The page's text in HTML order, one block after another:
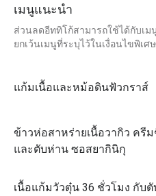
เมนูแนะนำ
ส่วนลดอีททิโก้สามารถใช้ได้กับเ
ยกเว้นเมนูที่ระบุไว้ในเงื่อนไขพิเศษ
แก้มเนื้อและหม้อดินฟัวกราส์
ข้าวห่อสาหร่ายเนื้อวากิว ครี
และตับห่าน ซอสยากินิกุ
เนื้อแก้มวัวตุ๋น 36 ชั่วโมง กับ